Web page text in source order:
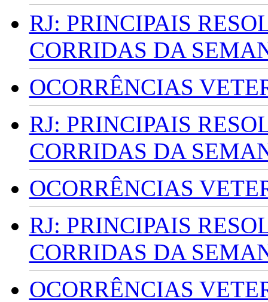
RJ: PRINCIPAIS
CORRIDAS DA
OCORRÊNCIAS
RJ: PRINCIPAIS
CORRIDAS DA
OCORRÊNCIAS
RJ: PRINCIPAIS
CORRIDAS DA
OCORRÊNCIAS